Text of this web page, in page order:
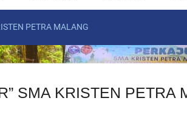
PETRA MALANG
SMA KRISTEN PETRA